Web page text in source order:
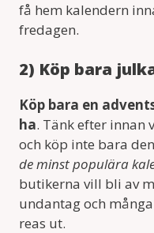
få hem kalendern
fredagen.
2) Köp bara
Köp bara en
ha. Tänk efter innan
och köp inte bara
de minst populära
butikerna vill bli av
undantag och
reas ut.